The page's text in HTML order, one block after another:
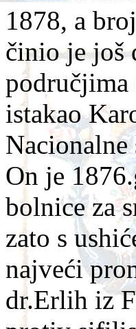
1878, a
činio je još
područjima
istakao
On je
bolnice za
zato s
najveći
dr.Erlih iz